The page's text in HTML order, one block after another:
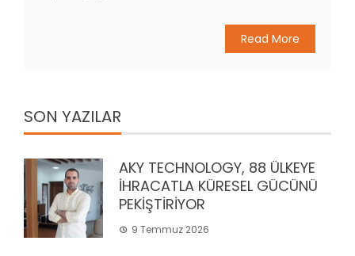
Read More
SON YAZILAR
AKY TECHNOLOGY, 88 ÜLKEYE
İHRACATLA KÜRESEL GÜCÜNÜ
PEKİŞTİRİYOR
9 Temmuz 2026